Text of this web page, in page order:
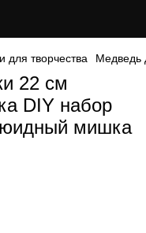
для творчества Медведь
22 см
DIY набор
мишка